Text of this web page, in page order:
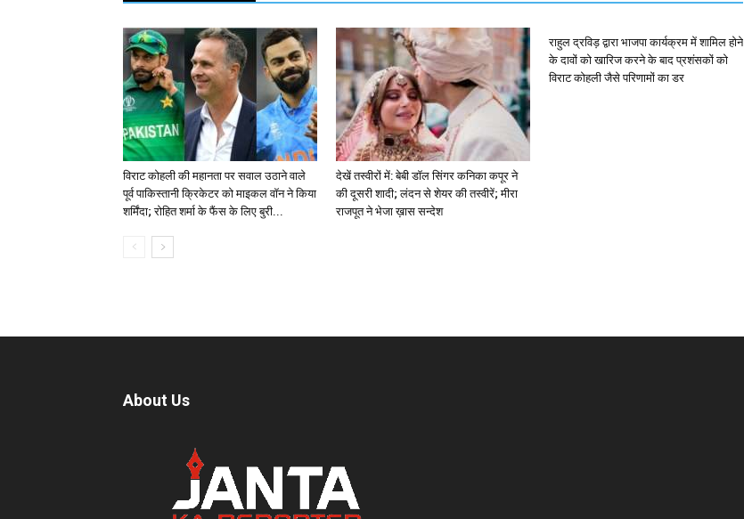
विराट कोहली की महानता पर सवाल उठाने वाले
पूर्व पाकिस्तानी क्रिकेटर को माइकल वॉन ने किया
शर्मिंदा; रोहित शर्मा के फैंस के लिए बुरी...
देखें तस्वीरों में: बेबी डॉल सिंगर कनिका कपूर ने
की दूसरी शादी; लंदन से शेयर की तस्वीरें; मीरा
राजपूत ने भेजा ख़ास सन्देश
राहुल द्रविड़ द्वारा भाजपा कार्यक्रम में शामिल होने
के दावों को खारिज करने के बाद प्रशंसकों को
विराट कोहली जैसे परिणामों का डर
About Us